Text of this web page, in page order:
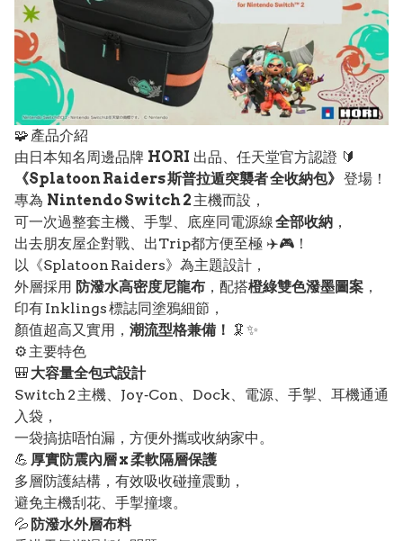
🧩 產品介紹
由日本知名周邊品牌 HORI 出品、任天堂官方認證 🔰
《Splatoon Raiders 斯普拉遁突襲者 全收納包》 登場！
專為 Nintendo Switch 2 主機而設，
可一次過整套主機、手掣、底座同電源線全部收納 ，
出去朋友屋企對戰、出Trip都方便至極 ✈️🎮！
以《Splatoon Raiders》為主題設計，
外層採用 防潑水高密度尼龍布 ，配搭橙綠雙色潑墨圖案 ，
印有 Inklings 標誌同塗鴉細節，
顏值超高又實用， 潮流型格兼備！ 🦑✨
⚙️ 主要特色
🎒 大容量全包式設計
Switch 2 主機、Joy‑Con、Dock、電源、手掣、耳機通通
入袋，
一袋搞掂唔怕漏，方便外攜或收納家中。
💪 厚實防震內層 x 柔軟隔層保護
多層防護結構，有效吸收碰撞震動，
避免主機刮花、手掣撞壞。
💦 防潑水外層布料